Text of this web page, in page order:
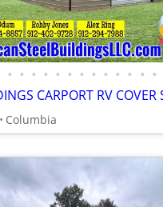
• • • • • • • • • • • • •
Columbia